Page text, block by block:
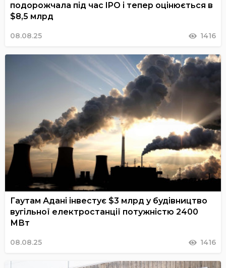
подорожчала під час IPO і тепер оцінюється в
$8,5 млрд
08.08.25 1416
Гаутам Адані інвестує $3 млрд у будівництво
вугільної електростанції потужністю 2400
МВт
08.08.25 1416